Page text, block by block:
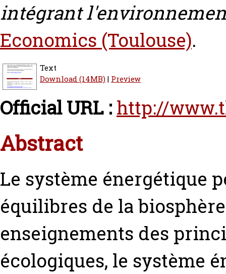
intégrant
Economics (Toulouse).
Text
Download (14MB)| Preview
Official URL : http://
Abstract
Le système énergétique
équilibres de la
enseignements des
écologiques, le système